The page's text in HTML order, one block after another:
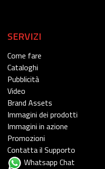
SERVIZI
Come fare
Cataloghi
Pubblicità
Video
Brand Assets
Immagini dei prodotti
Immagini in azione
Promozioni
Contatta il Supporto
Whatsapp Chat